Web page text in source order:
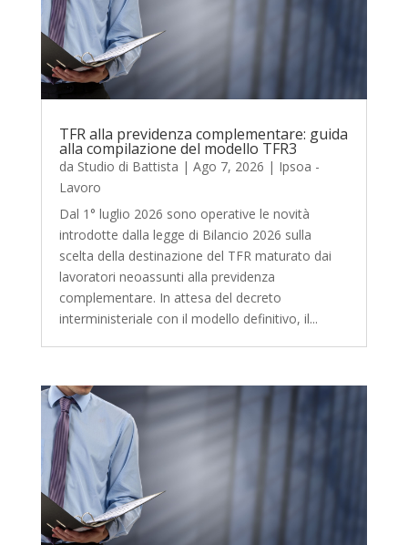
TFR alla previdenza complementare: guida
alla compilazione del modello TFR3
da Studio di Battista | Ago 7, 2026 | Ipsoa -
Lavoro
Dal 1° luglio 2026 sono operative le novità
introdotte dalla legge di Bilancio 2026 sulla
scelta della destinazione del TFR maturato dai
lavoratori neoassunti alla previdenza
complementare. In attesa del decreto
interministeriale con il modello definitivo, il...